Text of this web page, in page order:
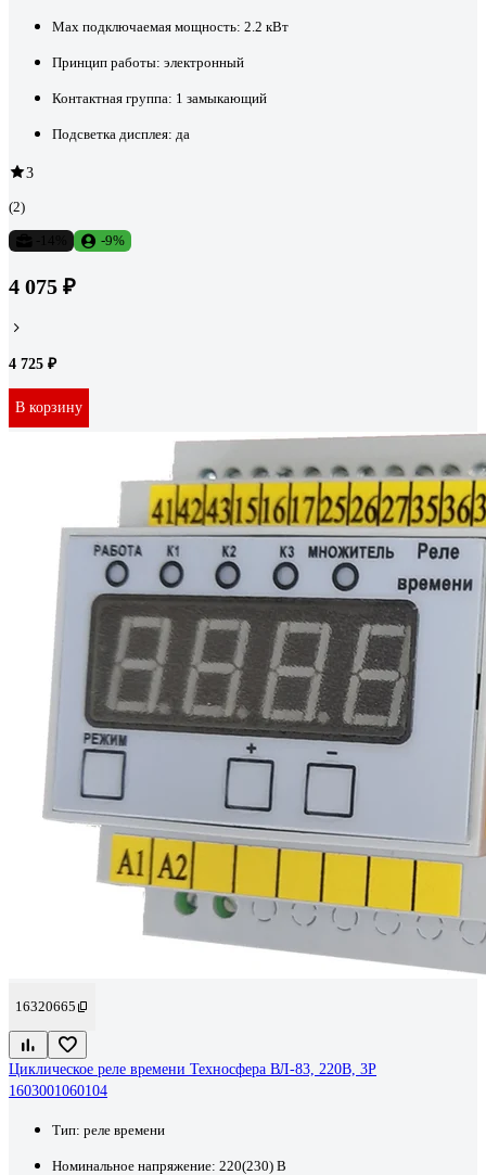
Max подключаемая мощность: 2.2 кВт
Принцип работы: электронный
Контактная группа: 1 замыкающий
Подсветка дисплея: да
3
(2)
-9%
4 075 ₽
4 725 ₽
В корзину
16320665
Циклическое реле времени Техносфера ВЛ-83, 220В, 3Р
1603001060104
Тип: реле времени
Номинальное напряжение: 220(230) В